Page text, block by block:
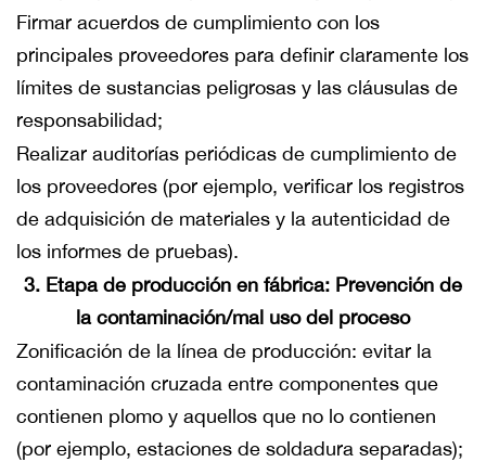
Firmar acuerdos de cumplimiento con los
principales proveedores para definir claramente los
límites de sustancias peligrosas y las cláusulas de
responsabilidad;
Realizar auditorías periódicas de cumplimiento de
los proveedores (por ejemplo, verificar los registros
de adquisición de materiales y la autenticidad de
los informes de pruebas).
3. Etapa de producción en fábrica: Prevención de
la contaminación/mal uso del proceso
Zonificación de la línea de producción: evitar la
contaminación cruzada entre componentes que
contienen plomo y aquellos que no lo contienen
(por ejemplo, estaciones de soldadura separadas);